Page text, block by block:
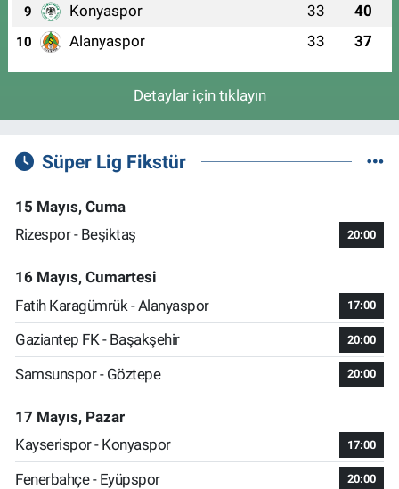
9 Konyaspor 33 40
10 Alanyaspor 33 37
Detaylar için tıklayın
Süper Lig Fikstür
15 Mayıs, Cuma
Rizespor - Beşiktaş
20:00
16 Mayıs, Cumartesi
Fatih Karagümrük - Alanyaspor
17:00
Gaziantep FK - Başakşehir 20:00
Samsunspor - Göztepe 20:00
17 Mayıs, Pazar
Kayserispor - Konyaspor
17:00
Fenerbahçe - Eyüpspor 20:00